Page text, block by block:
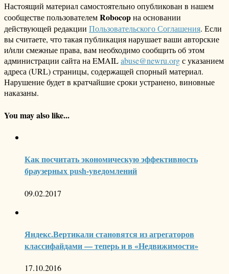
Настоящий материал самостоятельно опубликован в нашем
сообществе пользователемRobocopна основании
действующей редакции Пользовательского Соглашения. Если
вы считаете, что такая публикация нарушает ваши авторские
и/или смежные права, вам необходимо сообщить об этом
администрации сайта на EMAILabuse@newru.orgс указанием
адреса (URL) страницы, содержащей спорный материал.
Нарушение будет в кратчайшие сроки устранено, виновные
наказаны.
You may also like...
Как посчитать экономическую эффективность
браузерных push-уведомлений
09.02.2017
Яндекс.Вертикали становятся из агрегаторов
классифайдами — теперь и в «Недвижимости»
17.10.2016